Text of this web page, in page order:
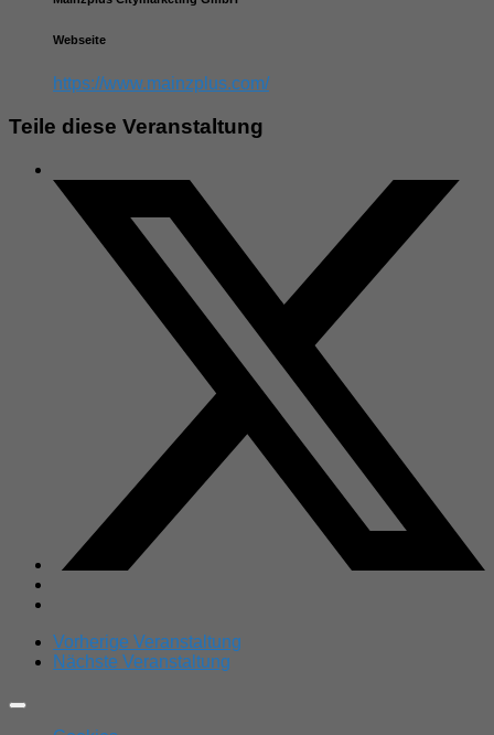
Webseite
https://www.mainzplus.com/
Teile diese Veranstaltung
Vorherige Veranstaltung
Nächste Veranstaltung
Expand